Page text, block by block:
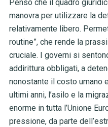
Penso che il quadro
manovra per utilizzare la
relativamente libero.
routine”, che rende la
cruciale. I governi si
addirittura obbligati, a
nonostante il costo umano
ultimi anni, l’asilo e la
enorme in tutta l’Unione
pressione, da parte